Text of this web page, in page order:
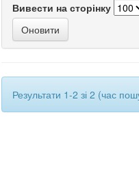
Вивести на сторінку
Результати 1-2 зі 2 (час